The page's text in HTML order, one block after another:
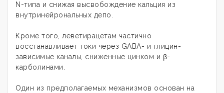
N-типа и снижая высвобождение кальция из
внутринейрональных депо.
Кроме того, леветирацетам частично
восстанавливает токи через GABA- и глицин-
зависимые каналы, сниженные цинком и β-
карболинами.
Один из предполагаемых механизмов основан на